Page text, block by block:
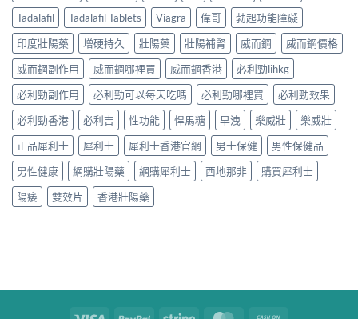
Tadalafil
Tadalafil Tablets Viagra 偉哥
勃起功能障礙
印度壯陽藥
增硬持久 壯陽藥 壯陽補腎 威而鋼
威而鋼價格
威而鋼副作用
威而鋼哪裡買 威而鋼香港
必利勁lihkg
必利勁副作用
必利勁可以每天吃嗎 必利勁哪裡買
必利勁效果
必利勁香港
必利吉 性功能 悍馬糖 早洩 樂威壯
樂威壯
正品犀利士
犀利士 犀利士香港官網 男士保健
男性保健品
男性健康
網購壯陽藥 網購犀利士 西地那非
購買犀利士
陽痿
雙效片 香港壯陽藥